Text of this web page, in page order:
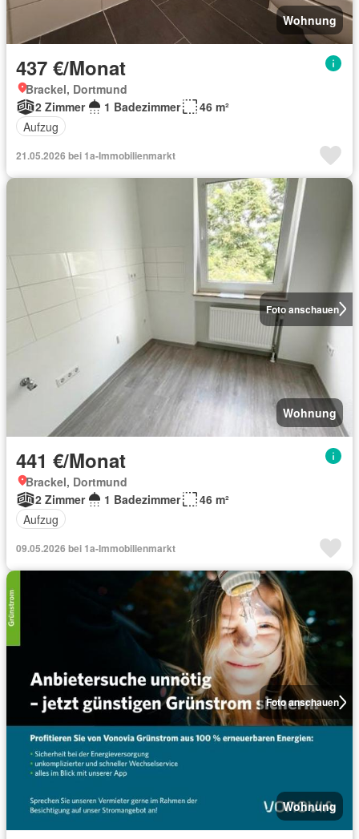
Wohnung
437 €/Monat
Brackel, Dortmund
2 Zimmer
1 Badezimmer
46 m²
Aufzug
21.05.2026 bei 1a-Immobilienmarkt
Foto anschauen
Wohnung
441 €/Monat
Brackel, Dortmund
2 Zimmer
1 Badezimmer
46 m²
Aufzug
09.05.2026 bei 1a-Immobilienmarkt
Foto anschauen
Wohnung